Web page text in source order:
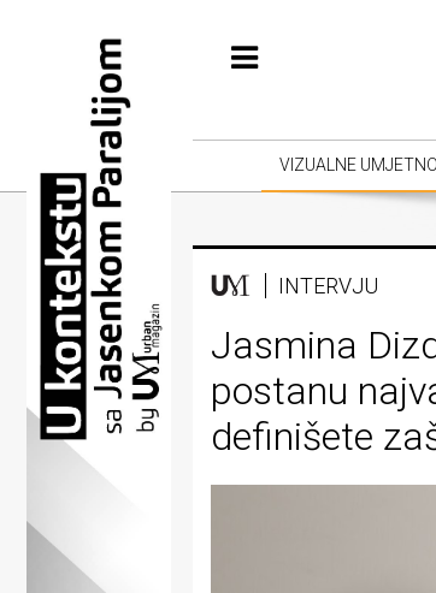
Vizualne
umjetnosti
Teatar
Književnost
Muzika
Film
Intervju
Kolumne
Lifestyle
VIZUALNE
INTERVJU
Jasmina
postanu
definišete